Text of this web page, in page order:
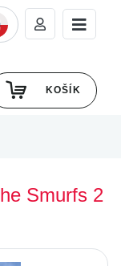
KOŠÍK
Smurfs 2